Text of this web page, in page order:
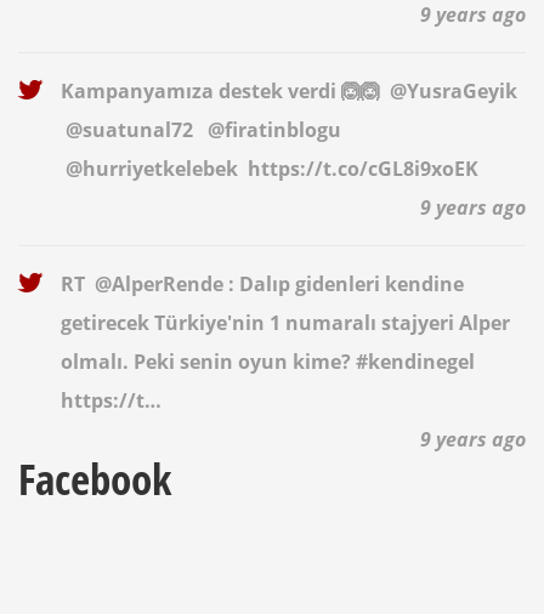
9 years ago
Kampanyamıza destek verdi 🙆🙆 @YusraGeyik
@suatunal72 @firatinblogu
@hurriyetkelebek https://t.co/cGL8i9xoEK
9 years ago
RT @AlperRende : Dalıp gidenleri kendine
getirecek Türkiye'nin 1 numaralı stajyeri Alper
olmalı. Peki senin oyun kime? #kendinegel
https://t…
9 years ago
Facebook